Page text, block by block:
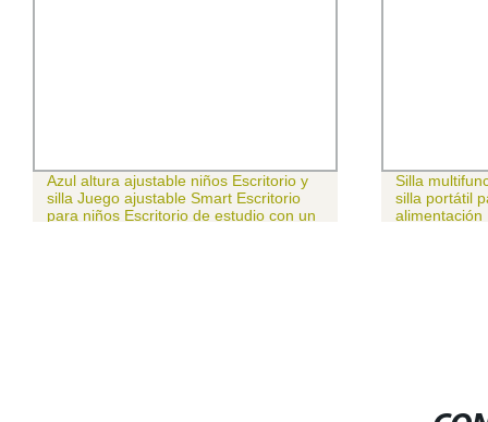
Azul altura ajustable niños Escritorio y
silla Juego ajustable Smart Escritorio
para niños Escritorio de estudio con un
Silla
silla portátil
alimentación